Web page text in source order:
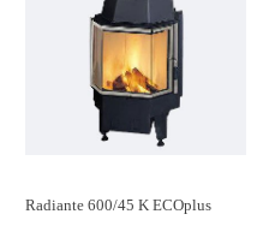
Radiante 600/45 K ECOplus